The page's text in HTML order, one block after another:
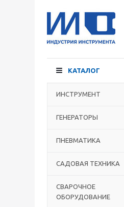
КАТАЛОГ
ИНСТРУМЕНТ
ГЕНЕРАТОРЫ
ПНЕВМАТИКА
САДОВАЯ ТЕХНИКА
СВАРОЧНОЕ
ОБОРУДОВАНИЕ